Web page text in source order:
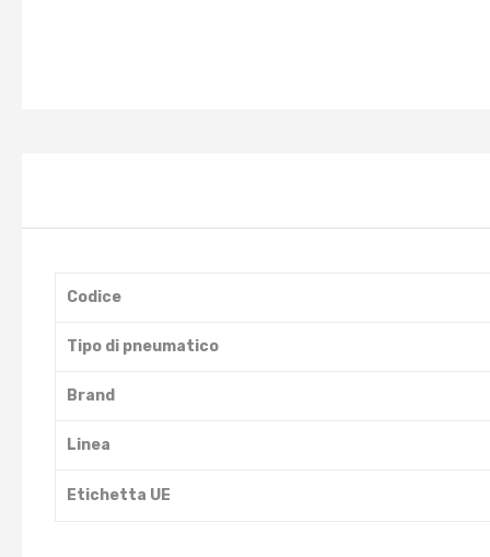
Codice
Tipo di pneumatico
Brand
Linea
Etichetta UE